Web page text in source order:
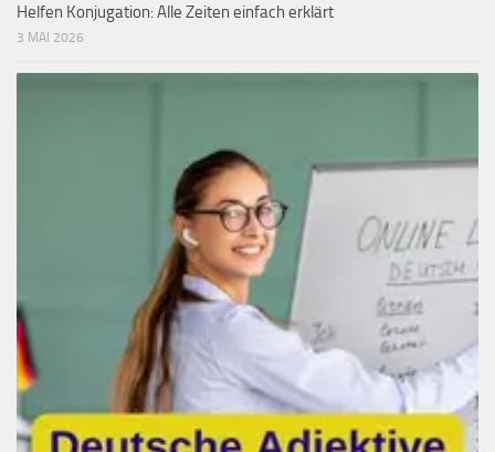
Helfen Konjugation: Alle Zeiten einfach erklärt
3 MAI 2026